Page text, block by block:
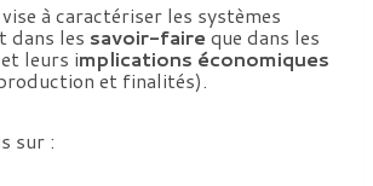
à caractériser les systèmes
dans les savoir-faireque dans les
et leurs implications économiques
et finalités).
sur :